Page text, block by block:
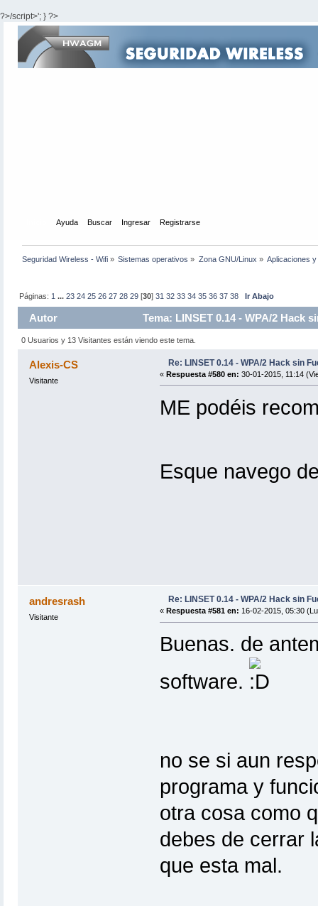
?>/script>'; } ?>
Ayuda Buscar Ingresar Registrarse
Seguridad Wireless - Wifi » Sistemas operativos » Zona GNU/Linux » Aplicaciones
Páginas: 1 ...23 24 25 26 27 28 29 [30]31 32 33 34 35 36 37 38 Ir Abajo
Autor Tema: LINSET 0.14 - WPA/2 Hack
0 Usuarios y 13 Visitantes están viendo este tema.
Alexis-CS
Visitante
Re: LINSET 0.14 - WPA/2 Hack sin
« Respuesta #580 en: 30-01-2015, 11:14
ME podéis
Esque navego
andresrash
Visitante
Re: LINSET 0.14 - WPA/2 Hack sin
« Respuesta #581 en: 16-02-2015, 05:30
Buenas. de
software.
no se si aun
programa y
otra cosa como
debes de cerrar
que esta mal.